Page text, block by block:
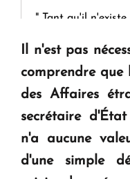
" Tant qu'il
KASA : 30 ans
en Arménie
Le premier hôtel
ouvrira ses portes
Il n'est pas
comprendre
des Affaires
secrétaire
n'a aucune
d'une simple